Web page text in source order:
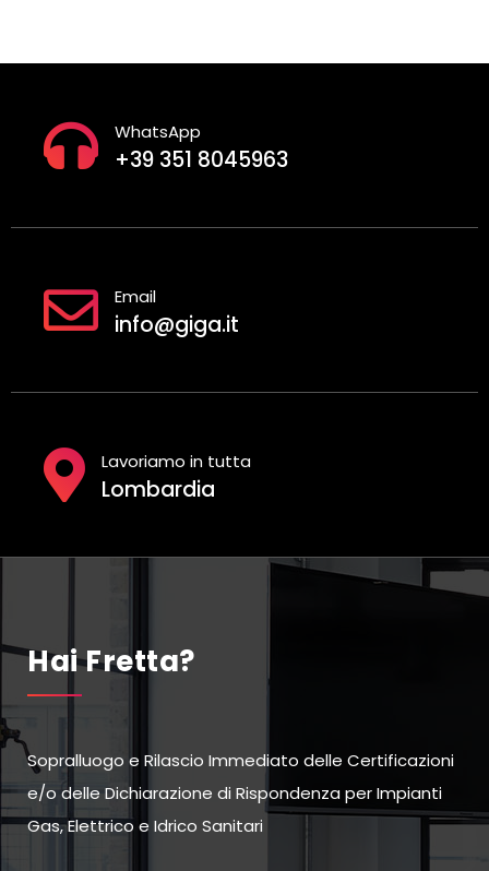
WhatsApp
+39 351 8045963
Email
info@giga.it
Lavoriamo in tutta
Lombardia
Hai Fretta?
Sopralluogo e Rilascio Immediato delle Certificazioni
e/o delle Dichiarazione di Rispondenza per Impianti
Gas, Elettrico e Idrico Sanitari